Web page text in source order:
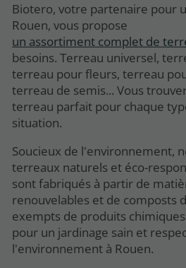
Biotero, votre partenaire pour
Rouen, vous propose
un assortiment complet de
besoins. Terreau universel,
terreau pour fleurs, terreau
terreau de semis... Vous
terreau parfait pour chaque
situation.
Soucieux de l'environnement,
terreaux naturels et éco-
sont fabriqués à partir de
renouvelables et de composts
exempts de produits
pour un jardinage sain et
l'environnement à Rouen.